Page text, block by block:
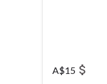
attach_money
A$15